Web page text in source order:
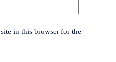
in this browser for the